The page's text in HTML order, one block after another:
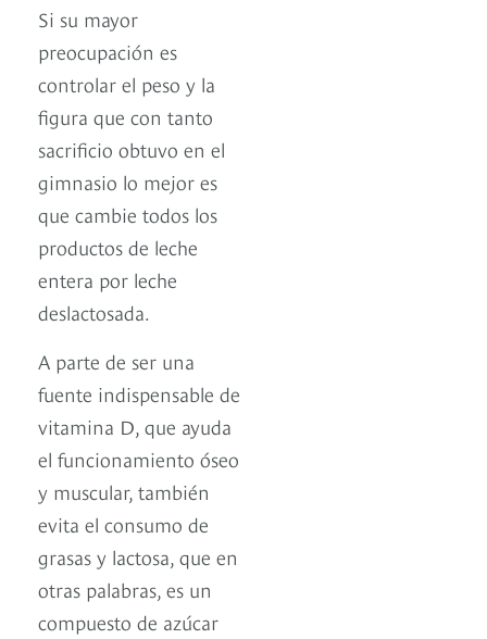
Si su mayor
preocupación es
controlar el peso y la
figura que con tanto
sacrificio obtuvo en el
gimnasio lo mejor es
que cambie todos los
productos de leche
entera por leche
deslactosada.
A parte de ser una
fuente indispensable de
vitamina D, que ayuda
el funcionamiento óseo
y muscular, también
evita el consumo de
grasas y lactosa, que en
otras palabras, es un
compuesto de azúcar